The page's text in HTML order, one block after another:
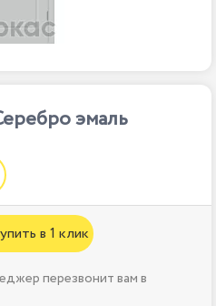
эмаль
в 1 клик
перезвонит вам в